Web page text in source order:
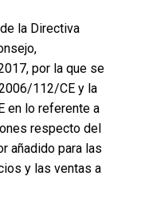
la Directiva
por la que se
112/CE y la
en lo referente a
respecto del
añadido para las
y las ventas a